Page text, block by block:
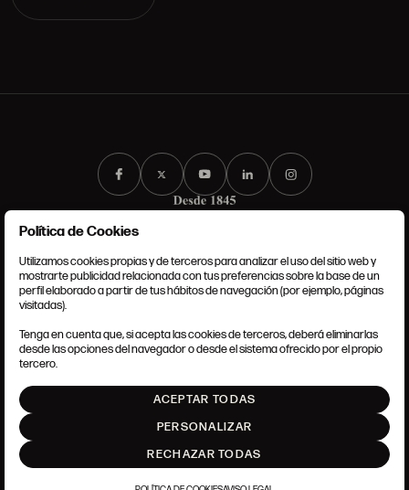
CONDICIONES GENERALES
POLÍTICA DE COOKIES
AJUSTE DE COOKIES
Política de Cookies
Utilizamos cookies propias y de terceros para analizar el uso del sitio web y
mostrarte publicidad relacionada con tus preferencias sobre la base de un
perfil elaborado a partir de tus hábitos de navegación (por ejemplo, páginas
visitadas).
Tenga en cuenta que, si acepta las cookies de terceros, deberá eliminarlas
desde las opciones del navegador o desde el sistema ofrecido por el propio
tercero.
ACEPTAR TODAS
PERSONALIZAR
RECHAZAR TODAS